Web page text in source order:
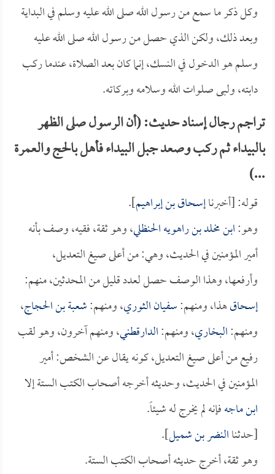
وكل ذكر ما سمع من رسول الله صلى الله عليه وسلم في البداية
وبعد ذلك، ولكن الذي حصل من رسول الله صلى الله عليه
وسلم هو الدخول في النسك، إنما كان بعد الصلاة، عندما ركب
دابته، ولبى صلوات الله وسلامه وبركاته.
تراجم رجال إسناد حديث: (أن الرسول صلى الظهر
بالبيداء ثم ركب وصعد جبل البيداء فأهل بالحج والعمرة
...)
قوله: [أخبرناإسحاق بن إبراهيم].
وهو:ابن مخلد بن راهويه الحنظلي، وهو ثقة، فقيه، وصف بأنه
أمير المؤمنين في الحديث، وهي: من أعلى صيغ التعديل،
وأرفعها، وهذا الوصف حصل لعدد قليل من المحدثين، منهم:
إسحاقهذا، ومنهم:سفيان الثوري، ومنهم:شعبة بن الحجاج،
ومنهم:البخاري، ومنهم:الدارقطني، ومنهم آخرون، وهو لقب
رفيع من أعلى صيغ التعديل، كونه يقال عن الشخص: أمير
المؤمنين في الحديث، وحديثه أخرجه أصحاب الكتب الستة إلا
ابن ماجهفإنه لم يخرج له شيئاً.
[حدثناالنضر بن شميل].
وهو ثقة، أخرج حديثه أصحاب الكتب الستة.